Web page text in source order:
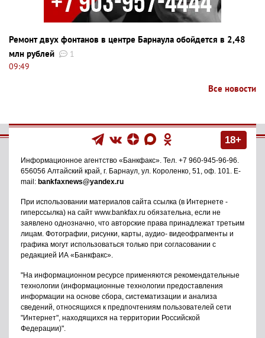
Ремонт двух фонтанов в центре Барнаула обойдется в 2,48
млн рублей
1
09:49
Все новости
18+
Информационное агентство «Банкфакс» . Тел. +7 960-945-96-96
656056 Алтайский край, г. Барнаул ул. Короленко, 51, оф. 101
. E-
mail: bankfaxnews@yandex.ru
При использовании материалов сайта ссылка (в Интернете -
гиперссылка) на сайт www.bankfax.ru обязательна, если не
заявлено однозначно, что авторские права принадлежат третьим
лицам. Фотографии, рисунки, карты, аудио- видеофрагменты и
графика могут использоваться только при согласовании с
редакцией ИА «Банкфакс».
"На информационном ресурсе применяются рекомендательные
технологии (информационные технологии предоставления
информации на основе сбора, систематизации и анализа
сведений, относящихся к предпочтениям пользователей сети
"Интернет", находящихся на территории Российской
Федерации)".